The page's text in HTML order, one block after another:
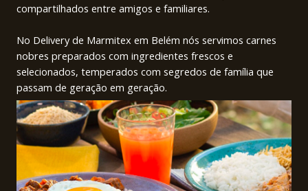
compartilhados entre amigos e familiares.
No Delivery de Marmitex em Belém nós servimos carnes
nobres preparados com ingredientes frescos e
selecionados, temperados com segredos de família que
passam de geração em geração.